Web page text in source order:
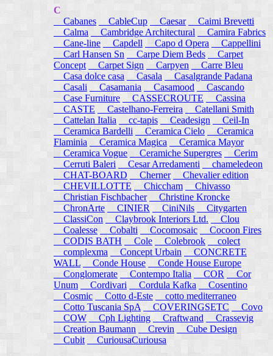
C
Cabanes
CableCup Caesar
Caimi Brevetti
Calma
Cambridge Architectural
Camira Fabrics
Cane-line
Capdell Capo d Opera
Cappellini
Carl Hansen Sn
Carpe Diem Beds
Carpet
Concept
Carpet Sign Carpyen
Carre Bleu
Casa dolce casa
Casala
Casalgrande Padana
Casali
Casamania Casamood
Cascando
Case Furniture
CASSECROUTE
Cassina
CASTE
Castelhano-Ferreira
Catellani Smith
Cattelan Italia
cc-tapis Ceadesign
Ceil-In
Ceramica Bardelli
Ceramica Cielo
Ceramica
Flaminia
Ceramica Magica
Ceramica Mayor
Ceramica Vogue
Ceramiche Supergres Cerim
Cerruti Baleri
Cesar Arredamenti
chameledeon
CHAT-BOARD
Cherner
Chevalier edition
CHEVILLOTTE
Chiccham
Chivasso
Christian Fischbacher
Christine Kroncke
ChronArte
CINIER CiniNils
Citygarten
ClassiCon
Claybrook Interiors Ltd.
Clou
Coalesse
Cobalti Cocomosaic
Cocoon Fires
CODIS BATH
Cole Colebrook
colect
complexma
Concept Urbain
CONCRETE
WALL
Conde House
Conde House Europe
Conglomerate
Contempo Italia COR
Cor
Unum
Cordivari Cordula Kafka
Cosentino
Cosmic
Cotto d-Este
cotto mediterraneo
Cotto Tuscania SpA
COVERINGSETC
Covo
COW
Cph Lighting Craftwand
Crassevig
Creation Baumann
Crevin
Cube Design
Cubit
CuriousaCuriousa